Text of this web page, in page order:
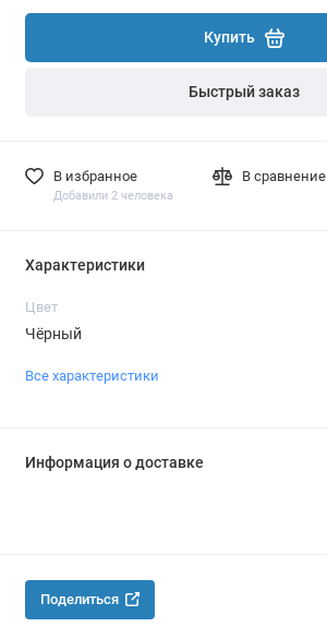
Купить
Быстрый заказ
В избранное
Добавили 2 человека
В сравнение
Характеристики
Цвет
Чёрный
Все характеристики
Информация о доставке
Поделиться